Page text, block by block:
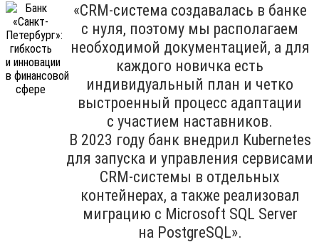
«CRM-система создавалась в банке
с нуля, поэтому мы располагаем
необходимой документацией, а для
каждого новичка есть
индивидуальный план и четко
выстроенный процесс адаптации
с участием наставников.
В 2023 году банк внедрил Kubernetes
для запуска и управления сервисами
CRM-системы в отдельных
контейнерах, а также реализовал
миграцию с Microsoft SQL Server
на PostgreSQL».